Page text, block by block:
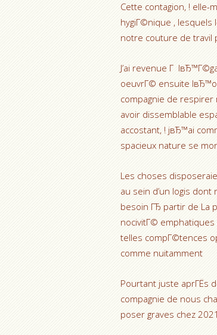
Cette contagion, !
hygiГ©nique ,
notre couture de travil
J’ai revenue Г
oeuvrГ© ensuite
compagnie de
avoir dissemblable
accostant, ! jвЂ™ai
spacieux nature se
Les choses
au sein d’un logis
besoin ГЂ partir de La
nocivitГ©
telles compГ©tences
comme nuitamment
Pourtant juste aprГЁs
compagnie de nous
poser graves chez 2021